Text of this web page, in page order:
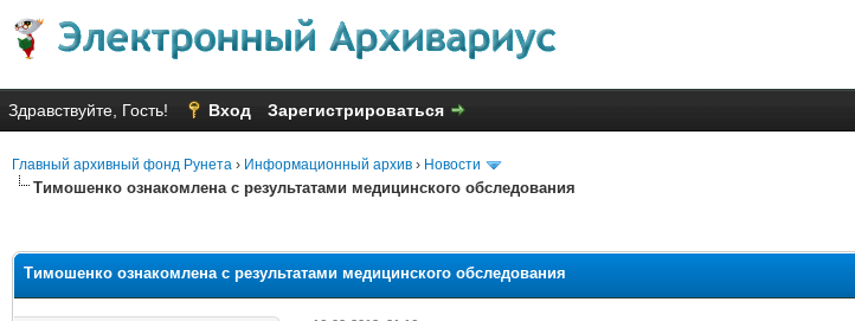
Здравствуйте, Гость! Вход Зарегистрироваться
Главный архивный фонд Рунета › Информационный архив › Новости
Тимошенко ознакомлена с результатами медицинского обследования
Тимошенко ознакомлена с результатами медицинского обследования